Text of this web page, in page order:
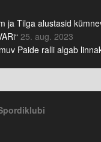
ja Tilga alustasid
25. aug. 2023
Paide ralli algab